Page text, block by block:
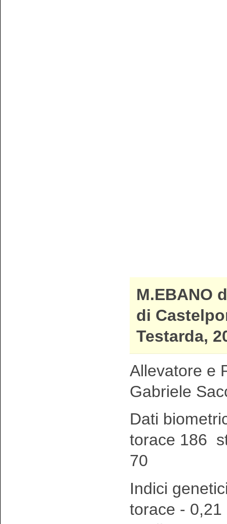
M.EBANO
di
Testarda,
Allevatore e
Gabriele
Dati
torace 186
70
Indici
torace -